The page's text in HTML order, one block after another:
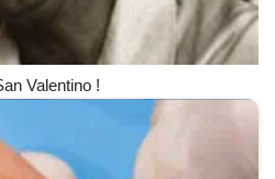
Valentino !